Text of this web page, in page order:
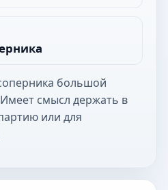
большой
смысл держать в
или для